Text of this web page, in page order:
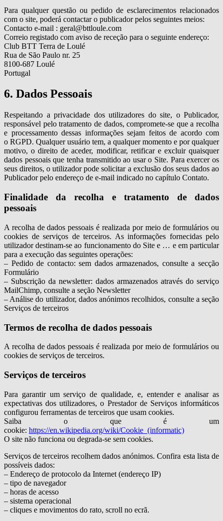
Para qualquer questão ou pedido de esclarecimentos relacionados
com o site, poderá contactar o publicador pelos seguintes meios:
Contacto e-mail : geral@bttloule.com
Correio registado com aviso de receção para o seguinte endereço:
Club BTT Terra de Loulé
Rua de São Paulo nr. 25
8100-687 Loulé
Portugal
6. Dados Pessoais
Respeitando a privacidade dos utilizadores do site, o Publicador,
responsável pelo tratamento de dados, compromete-se que a recolha
e processamento dessas informações sejam feitos de acordo com
o RGPD. Qualquer usuário tem, a qualquer momento e por qualquer
motivo, o direito de aceder, modificar, retificar e excluir quaisquer
dados pessoais que tenha transmitido ao usar o Site. Para exercer os
seus direitos, o utilizador pode solicitar a exclusão dos seus dados ao
Publicador pelo endereço de e-mail indicado no capítulo Contato.
Finalidade da recolha e tratamento de dados
pessoais
A recolha de dados pessoais é realizada por meio de formulários ou
cookies de serviços de terceiros. As informações fornecidas pelo
utilizador destinam-se ao funcionamento do Site e … e em particular
para a execução das seguintes operações:
– Pedido de contacto: sem dados armazenados, consulte a secção
Formulário
– Subscrição da newsletter: dados armazenados através do serviço
MailChimp, consulte a seção Newsletter
– Análise do utilizador, dados anónimos recolhidos, consulte a seção
Serviços de terceiros
Termos de recolha de dados pessoais
A recolha de dados pessoais é realizada por meio de formulários ou
cookies de serviços de terceiros.
Serviços de terceiros
Para garantir um serviço de qualidade, e, entender e analisar as
expectativas dos utilizadores, o Prestador de Serviços informáticos
configurou ferramentas de terceiros que usam cookies.
Saiba o que é um
cookie: https://en.wikipedia.org/wiki/Cookie_(informatic)
O site não funciona ou degrada-se sem cookies.
Serviços de terceiros recolhem dados anónimos. Confira esta lista de
possíveis dados:
– Endereço de protocolo da Internet (endereço IP)
– tipo de navegador
– horas de acesso
– sistema operacional
– cliques e movimentos do rato, scroll no ecrã.